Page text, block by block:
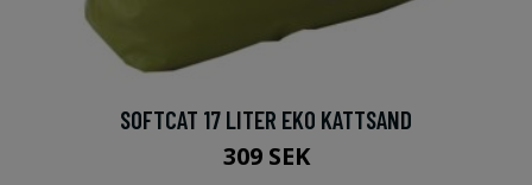
SOFTCAT 17 LITER EKO KATTSAND
309 SEK